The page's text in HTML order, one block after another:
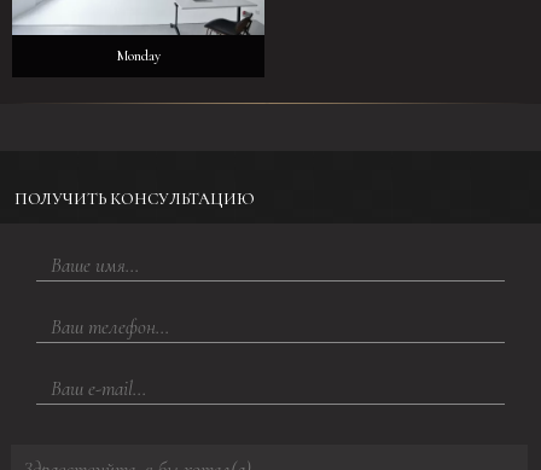
Monday
ПОЛУЧИТЬ КОНСУЛЬТАЦИЮ